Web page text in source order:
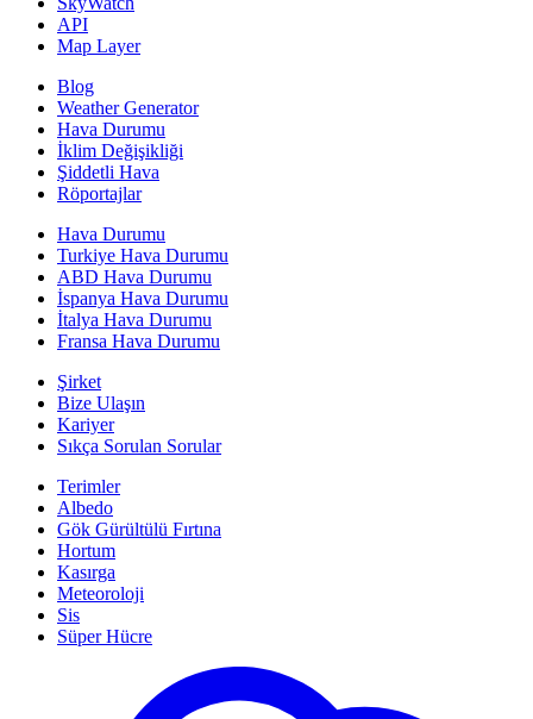
API
Map Layer
Blog
Weather Generator
Hava Durumu
İklim Değişikliği
Şiddetli Hava
Röportajlar
Hava Durumu
Turkiye Hava Durumu
ABD Hava Durumu
İspanya Hava Durumu
İtalya Hava Durumu
Fransa Hava Durumu
Şirket
Bize Ulaşın
Kariyer
Sıkça Sorulan Sorular
Terimler
Albedo
Gök Gürültülü Fırtına
Hortum
Kasırga
Meteoroloji
Sis
Süper Hücre